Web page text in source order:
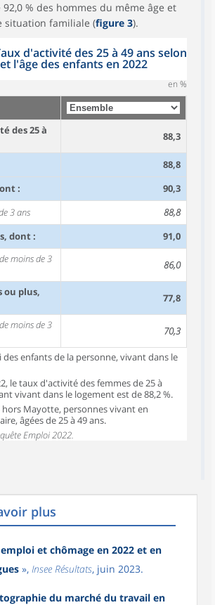
92,0 % des hommes du même âge et
situation familiale (figure 3).
d'activité des 25 à 49 ans selon
l'âge des enfants en 2022
en %
des 25 à
88,3
88,8
:
90,3
3 ans
88,8
dont :
91,0
moins de 3
86,0
ou plus,
77,8
moins de 3
70,3
des enfants de la personne, vivant dans le
le taux d'activité des femmes de 25 à
vivant dans le logement est de 88,2 %.
hors Mayotte, personnes vivant en
âgées de 25 à 49 ans.
Emploi 2022.
plus
et chômage en 2022 et en
», Insee Résultats, juin 2023.
du marché du travail en